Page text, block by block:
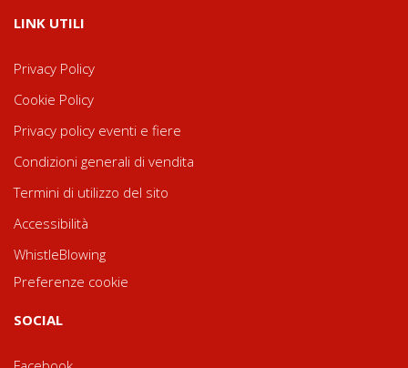
LINK UTILI
Privacy Policy
Cookie Policy
Privacy policy eventi e fiere
Condizioni generali di vendita
Termini di utilizzo del sito
Accessibilità
WhistleBlowing
Preferenze cookie
SOCIAL